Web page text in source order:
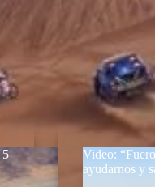
5
Video:
ayudarnos y